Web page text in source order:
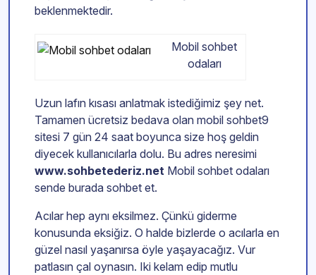
beklenmektedir.
Mobil sohbet
odaları
Uzun lafın kısası anlatmak istediğimiz şey net.
Tamamen ücretsiz bedava olan mobil sohbet9
sitesi 7 gün 24 saat boyunca size hoş geldin
diyecek kullanıcılarla dolu. Bu adres neresimi
www.sohbetederiz.net Mobil sohbet odaları
sende burada sohbet et.
Acılar hep aynı eksilmez. Çünkü giderme
konusunda eksiğiz. O halde bizlerde o acılarla en
güzel nasıl yaşanırsa öyle yaşayacağız. Vur
patlasın çal oynasın. Iki kelam edip mutlu